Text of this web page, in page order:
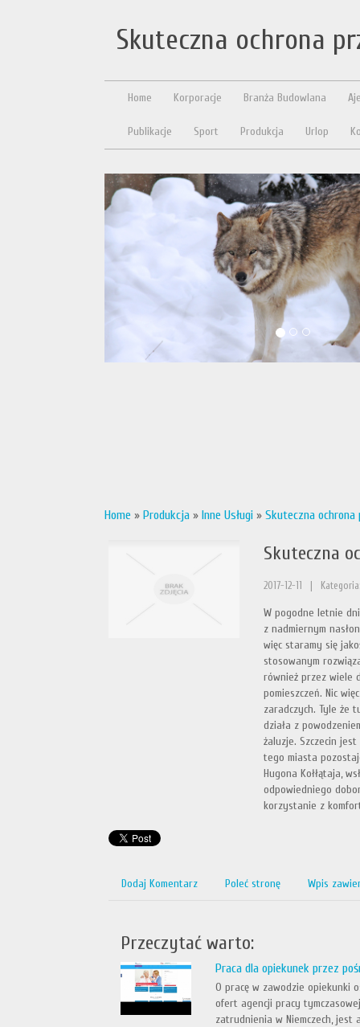
Skuteczna ochrona
Home Korporacje Branża Budowlana
Publikacje Sport Produkcja Urlop
Home » Produkcja » Inne Usługi » Skuteczna ochrona
Skuteczna
2017-12-11
W pogodne letnie
z nadmiernym
więc staramy się
stosowanym
również przez wiele
pomieszczeń. Nic
zaradczych. Tyle że
działa z
żaluzje. Szczecin
tego miasta
Hugona Kołłątaja,
odpowiedniego
korzystanie z
Dodaj Komentarz Poleć stronę Wpis
Przeczytać warto:
Praca dla opiekunek przez
O pracę w zawodzie opiekunki
ofert agencji pracy
zatrudnienia w Niemczech, jest